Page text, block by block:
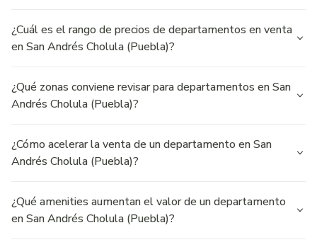
¿Cuál es el rango de precios de departamentos en venta
en San Andrés Cholula (Puebla)?
¿Qué zonas conviene revisar para departamentos en San
Andrés Cholula (Puebla)?
¿Cómo acelerar la venta de un departamento en San
Andrés Cholula (Puebla)?
¿Qué amenities aumentan el valor de un departamento
en San Andrés Cholula (Puebla)?